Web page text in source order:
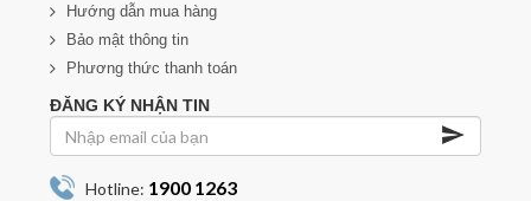
Hướng dẫn mua hàng
Bảo mật thông tin
Phương thức thanh toán
ĐĂNG KÝ NHẬN TIN
Hotline: 1900 1263